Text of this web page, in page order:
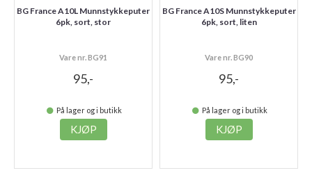
BG France A10L Munnstykkeputer
6pk, sort, stor
Vare nr. BG91
95,-
På lager og i butikk
KJØP
BG France A10S Munnstykkeputer
6pk, sort, liten
Vare nr. BG90
95,-
På lager og i butikk
KJØP